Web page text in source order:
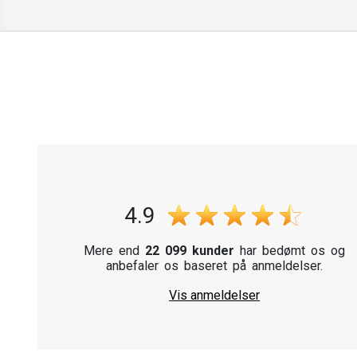
velegnede til
4.9
Mere end 22 099 kunder har bedømt os og
anbefaler os baseret på anmeldelser.
Vis anmeldelser